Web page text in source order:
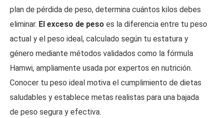
plan de pérdida de peso, determina cuántos kilos debes
eliminar. El exceso de peso es la diferencia entre tu peso
actual y el peso ideal, calculado según tu estatura y
género mediante métodos validados como la fórmula
Hamwi, ampliamente usada por expertos en nutrición.
Conocer tu peso ideal motiva el cumplimiento de dietas
saludables y establece metas realistas para una bajada
de peso segura y efectiva.